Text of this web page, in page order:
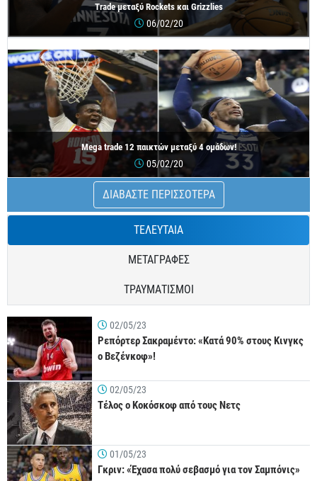
Trade μεταξύ Rockets και Grizzlies
06/02/20
Mega trade 12 παικτών μεταξύ 4 ομάδων!
05/02/20
ΔΙΑΒΑΣΤΕ ΠΕΡΙΣΣΟΤΕΡΑ
ΤΕΛΕΥΤΑΙΑ
ΜΕΤΑΓΡΑΦΕΣ
ΤΡΑΥΜΑΤΙΣΜΟΙ
02/05/23
Ρεπόρτερ Σακραμέντο: «Κατά 90% στους Κινγκς
ο Βεζένκοφ»!
02/05/23
Τέλος ο Κοκόσκοφ από τους Νετς
01/05/23
Γκριν: «Έχασα πολύ σεβασμό για τον Σαμπόνις»